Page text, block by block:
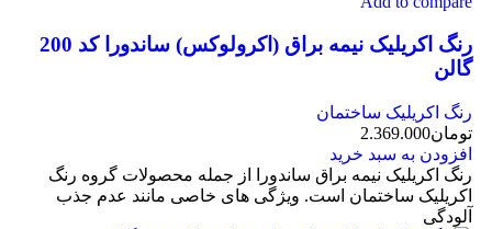
رنگ اکریلیک نیمه براق (اکرولوکس) ساندورا کد 200
گالن
رنگ اکریلیک ساختمان
تومان2.369.000
افزودن به سبد خرید
رنگ اکریلیک نیمه براق ساندورا از جمله محصولات گروه رنگ
اکریلیک ساختمان است. ویژگی‌ های خاصی مانند عدم جذب
آلودگی